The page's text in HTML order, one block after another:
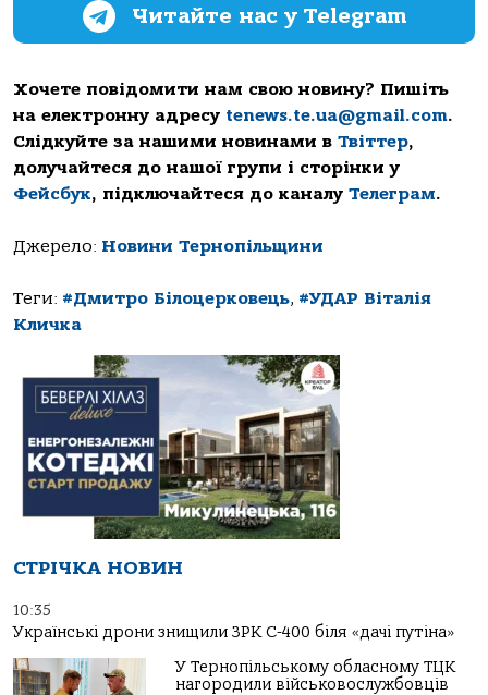
Читайте нас у Telegram
Хочете повідомити нам свою новину? Пишіть
на електронну адресу tenews.te.ua@gmail.com.
Слідкуйте за нашими новинами в Твіттер,
долучайтеся до нашої групи і сторінки у
Фейсбук, підключайтеся до каналу Телеграм.
Джерело: Новини Тернопільщини
Теги: #Дмитро Білоцерковець, #УДАР Віталія
Кличка
СТРІЧКА НОВИН
10:35
Українські дрони знищили ЗРК С-400 біля «дачі путіна»
У Тернопільському обласному ТЦК
нагородили військовослужбовців